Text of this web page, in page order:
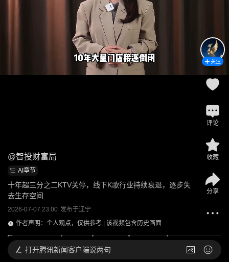
@智投财富局
AI章节
十年超三分之二KTV关停，线下K歌行业持续衰退，逐步失
去生存空间
2026-07-07 23:00 发布于辽宁
作者声明：个人观点，仅供参考 | 该视频包含历史画面
关注
评论
收藏
分享
打开腾讯新闻客户端说两句